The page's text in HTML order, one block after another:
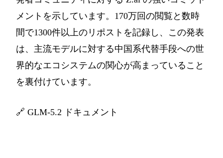
メントを示しています。170万回の閲覧と数時
間で1300件以上のリポストを記録し、この発表
は、主流モデルに対する中国系代替手段への世
界的なエコシステムの関心が高まっていること
を裏付けています。
🔗 GLM-5.2 ドキュメント